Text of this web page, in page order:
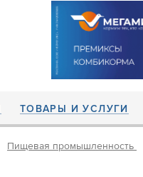
ТОВАРЫ И УСЛУГИ
Пищевая промышленность